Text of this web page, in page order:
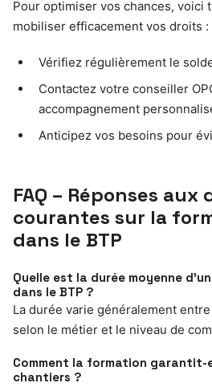
Pour optimiser vos chances, voici
mobiliser efficacement vos droits :
Vérifiez régulièrement le
Contactez votre conseiller
accompagnement
Anticipez vos besoins pour
FAQ – Réponses aux
courantes sur la
dans le BTP
Quelle est la durée moyenne
dans le BTP ?
La durée varie généralement
selon le métier et le niveau de
Comment la formation garantit-
chantiers ?